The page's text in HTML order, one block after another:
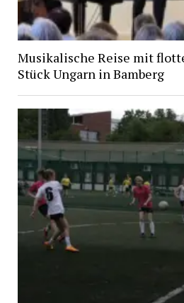
Musikalische Reise mit
Stück Ungarn in Bamberg